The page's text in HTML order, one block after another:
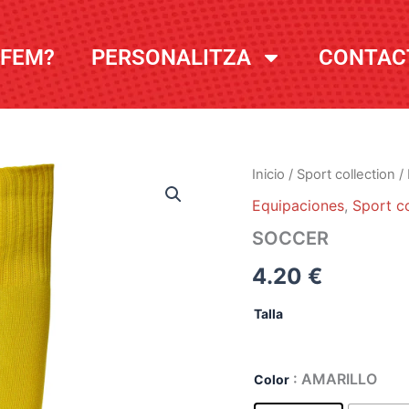
PERSONALITZA
Inicio / Sport collection /
Equipaciones, Sport
SOCCER
4.20€
Talla
Color : AMARILLO